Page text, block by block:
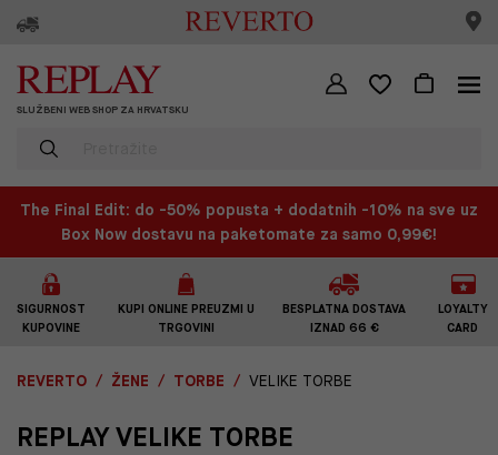
SLUŽBENI WEB SHOP ZA HRVATSKU
The Final Edit: do -50% popusta + dodatnih -10% na sve uz
Box Now dostavu na paketomate za samo 0,99€!
SIGURNOST
KUPOVINE
KUPI ONLINE PREUZMI U
TRGOVINI
BESPLATNA DOSTAVA
IZNAD 66 €
LOYALTY
CARD
REVERTO ŽENE TORBE VELIKE TORBE
REPLAY VELIKE TORBE